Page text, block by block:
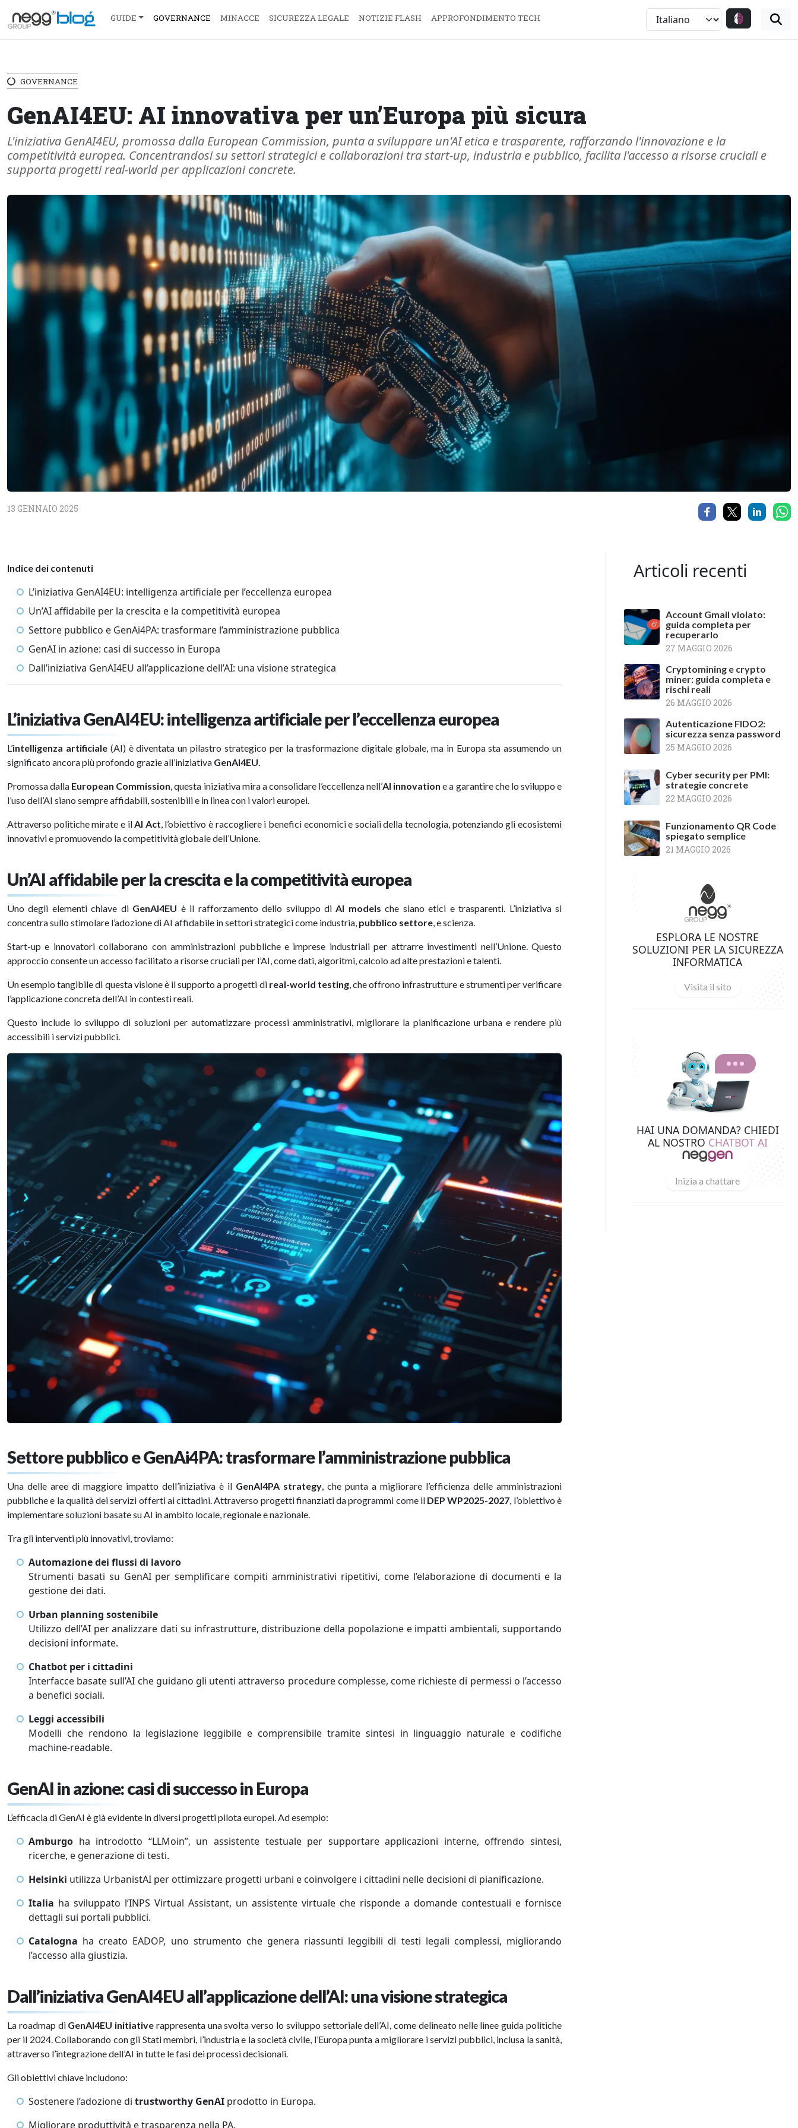
GUIDE GOVERNANCE MINACCE SICUREZZA LEGALE NOTIZIE FLASH APPROFONDIMENTO TECH
GOVERNANCE
GenAI4EU: AI innovativa per un’Europa più sicura
L'iniziativa GenAI4EU, promossa dalla European Commission, punta a sviluppare un'AI etica e trasparente, rafforzando l'innovazione e la
competitività europea. Concentrandosi su settori strategici e collaborazioni tra start-up, industria e pubblico, facilita l'accesso a risorse cruciali e
supporta progetti real-world per applicazioni concrete.
13 GENNAIO 2025
Indice dei contenuti
L’iniziativa GenAI4EU: intelligenza artificiale per l’eccellenza europea
Un’AI affidabile per la crescita e la competitività europea
Settore pubblico e GenAi4PA: trasformare l’amministrazione pubblica
GenAI in azione: casi di successo in Europa
Dall’iniziativa GenAI4EU all’applicazione dell’AI: una visione strategica
L’iniziativa GenAI4EU: intelligenza artificiale per l’eccellenza europea
L’intelligenza artificiale(AI) è diventata un pilastro strategico per la trasformazione digitale globale, ma in Europa sta assumendo un
significato ancora più profondo grazie all’iniziativa GenAI4EU.
Promossa dalla European Commission, questa iniziativa mira a consolidare l’eccellenza nell’AI innovation e a garantire che lo sviluppo e
l’uso dell’AI siano sempre affidabili, sostenibili e in linea con i valori europei.
Attraverso politiche mirate e ilAI Act, l’obiettivo è raccogliere i benefici economici e sociali della tecnologia, potenziando gli ecosistemi
innovativi e promuovendo la competitività globale dell’Unione.
Un’AI affidabile per la crescita e la competitività europea
Uno degli elementi chiave di GenAI4EU è il rafforzamento dello sviluppo diAI models che siano etici e trasparenti. L’iniziativa si
concentra sullo stimolare l’adozione di AI affidabile in settori strategici come industria, pubblico settore, e scienza.
Start-up e innovatori collaborano con amministrazioni pubbliche e imprese industriali per attrarre investimenti nell’Unione. Questo
approccio consente un accesso facilitato a risorse cruciali per l’AI, come dati, algoritmi, calcolo ad alte prestazioni e talenti.
Un esempio tangibile di questa visione è il supporto a progetti di real-world testing, che offrono infrastrutture e strumenti per verificare
l’applicazione concreta dell’AI in contesti reali.
Questo include lo sviluppo di soluzioni per automatizzare processi amministrativi, migliorare la pianificazione urbana e rendere più
accessibili i servizi pubblici.
Settore pubblico e GenAi4PA: trasformare l’amministrazione pubblica
Una delle aree di maggiore impatto dell’iniziativa è il GenAI4PA strategy , che punta a migliorare l’efficienza delle amministrazioni
pubbliche e la qualità dei servizi offerti ai cittadini. Attraverso progetti finanziati da programmi come il DEP WP2025-2027 , l’obiettivo è
implementare soluzioni basate su AI in ambito locale, regionale e nazionale.
Tra gli interventi più innovativi, troviamo:
Automazione dei flussi di lavoro
Strumenti basati su GenAI per semplificare compiti amministrativi ripetitivi, come l’elaborazione di documenti e la
gestione dei dati.
Urban planning sostenibile
Utilizzo dell’AI per analizzare dati su infrastrutture, distribuzione della popolazione e impatti ambientali, supportando
decisioni informate.
Chatbot per i cittadini
Interfacce basate sull’AI che guidano gli utenti attraverso procedure complesse, come richieste di permessi o l’accesso
a benefici sociali.
Leggi accessibili
Modelli che rendono la legislazione leggibile e comprensibile tramite sintesi in linguaggio naturale e codifiche
machine-readable.
GenAI in azione: casi di successo in Europa
L’efficacia di GenAI è già evidente in diversi progetti pilota europei. Ad esempio:
Amburgo ha introdotto “LLMoin”, un assistente testuale per supportare applicazioni interne, offrendo sintesi,
ricerche, e generazione di testi.
Helsinki utilizza UrbanistAI per ottimizzare progetti urbani e coinvolgere i cittadini nelle decisioni di pianificazione.
Italia ha sviluppato l’INPS Virtual Assistant, un assistente virtuale che risponde a domande contestuali e fornisce
dettagli sui portali pubblici.
Catalogna ha creato EADOP, uno strumento che genera riassunti leggibili di testi legali complessi, migliorando
l’accesso alla giustizia.
Dall’iniziativa GenAI4EU all’applicazione dell’AI: una visione strategica
La roadmap di GenAI4EU initiative rappresenta una svolta verso lo sviluppo settoriale dell’AI, come delineato nelle linee guida politiche
per il 2024. Collaborando con gli Stati membri, l’industria e la società civile, l’Europa punta a migliorare i servizi pubblici, inclusa la sanità,
attraverso l’integrazione dell’AI in tutte le fasi dei processi decisionali.
Gli obiettivi chiave includono:
Sostenere l’adozione di trustworthy GenAI prodotto in Europa.
Migliorare produttività e trasparenza nella PA.
Articoli recenti
Account Gmail violato:
guida completa per
recuperarlo
27 MAGGIO 2026
Cryptomining e crypto
miner: guida completa e
rischi reali
26 MAGGIO 2026
Autenticazione FIDO2:
sicurezza senza password
25 MAGGIO 2026
Cyber security per PMI:
strategie concrete
22 MAGGIO 2026
Funzionamento QR Code
spiegato semplice
21 MAGGIO 2026
ESPLORA LE NOSTRE
SOLUZIONI PER LA SICUREZZA
INFORMATICA
Visita il sito
HAI UNA DOMANDA? CHIEDI
AL NOSTRO CHATBOT AI
Inizia a chattare